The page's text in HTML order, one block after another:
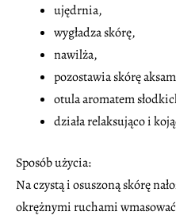
ujędrnia,
wygładza skórę,
nawilża,
pozostawia skórę
otula aromatem
działa relaksująco i
Sposób użycia:
Na czystą i osuszoną skórę
okrężnymi ruchami